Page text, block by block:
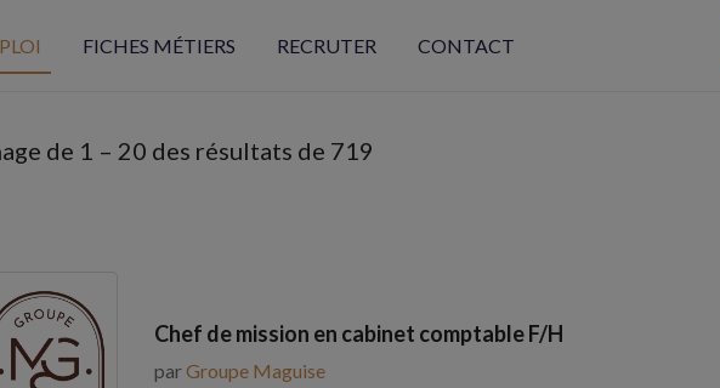
FICHES MÉTIERS RECRUTER CONTACT
de 1 – 20 des résultats de 719
Chef de mission en cabinet comptable F/H
parGroupe Maguise